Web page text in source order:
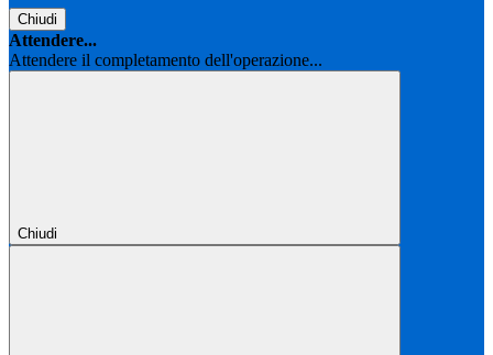
Chiudi
Attendere...
Attendere il completamento dell'operazione...
Chiudi